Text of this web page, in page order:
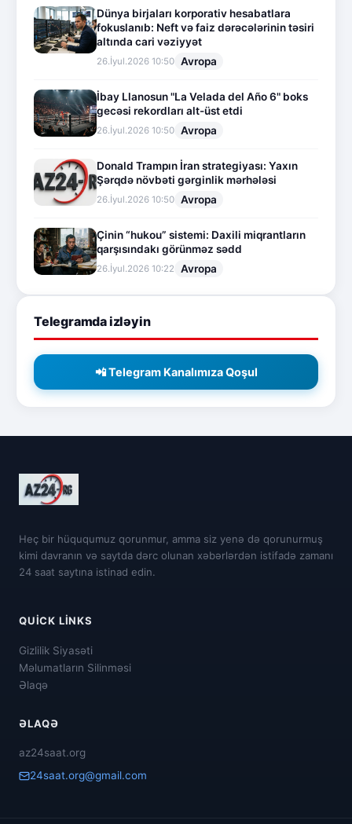
Dünya birjaları korporativ hesabatlara
fokuslanıb: Neft və faiz dərəcələrinin təsiri
altında cari vəziyyət
26.İyul.2026 10:50 Avropa
İbay Llanosun "La Velada del Año 6" boks
gecəsi rekordları alt-üst etdi
26.İyul.2026 10:50 Avropa
Donald Trampın İran strategiyası: Yaxın
Şərqdə növbəti gərginlik mərhələsi
26.İyul.2026 10:50 Avropa
Çinin “hukou” sistemi: Daxili miqrantların
qarşısındakı görünməz sədd
26.İyul.2026 10:22 Avropa
Telegramda izləyin
📲 Telegram Kanalımıza Qoşul
Heç bir hüququmuz qorunmur, amma siz yenə də qorunurmuş
kimi davranın və saytda dərc olunan xəbərlərdən istifadə zamanı
24 saat saytına istinad edin.
QUICK LINKS
Gizlilik Siyasəti
Məlumatların Silinməsi
Əlaqə
ƏLAQƏ
az24saat.org
24saat.org@gmail.com